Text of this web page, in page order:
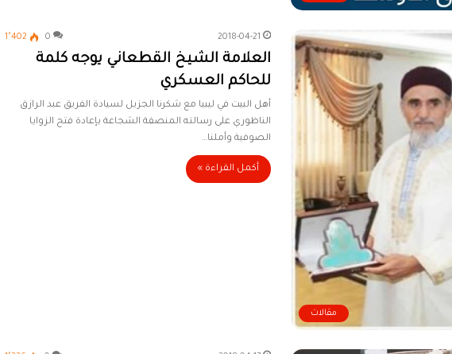
مقالات
2018-04-21
0 1٬402
العلامة الشيخ القطعاني يوجه كلمة
للحاكم العسكري
أهل البيت في ليبيا مع شكرنا الجزيل لسيادة الفريق عبد الرازق
الناظوري على رسالته المنصفة الشجاعة بإعادة فتح الزوايا
الصوفية وأملنا…
أكمل القراءة »